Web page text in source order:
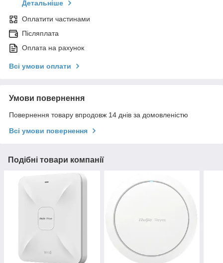
Детальніше
Оплатити частинами
Післяплата
Оплата на рахунок
Всі умови оплати
Умови повернення
Повернення товару впродовж 14 днів за домовленістю
Всі умови повернення
Подібні товари компанії